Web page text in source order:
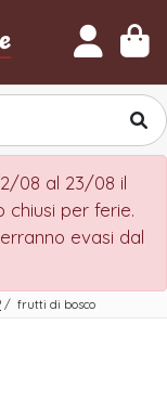
08 al 23/08 il
chiusi per ferie.
evasi dal
/ frutti di bosco